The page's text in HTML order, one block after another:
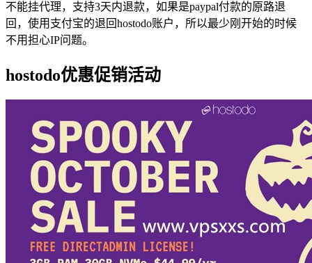
不能挂代理，支持3天内退款，如果是paypal付款的原路退
回，使用支付宝的退回hostodo账户，所以最少刚开始的时候
不用担心IP问题。
hostodo优惠促销活动